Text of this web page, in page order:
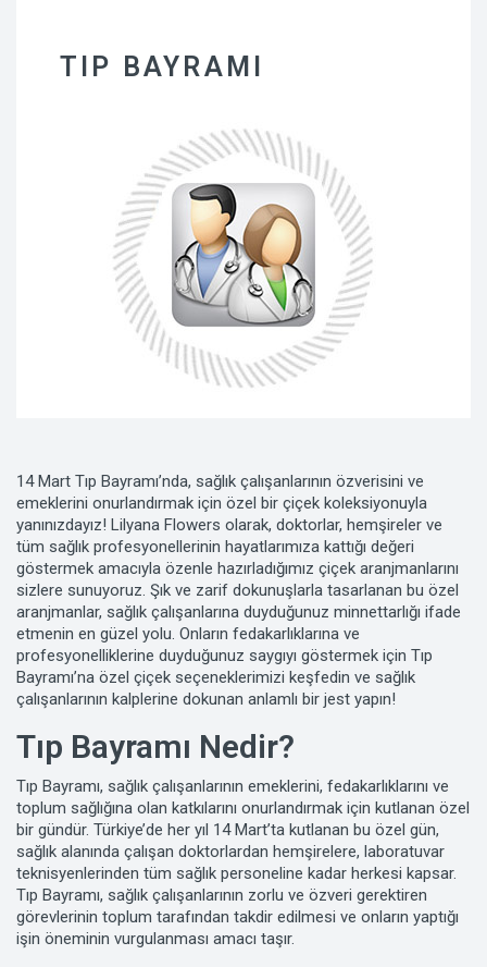
TIP BAYRAMI
14 Mart Tıp Bayramı’nda, sağlık çalışanlarının özverisini ve
emeklerini onurlandırmak için özel bir çiçek koleksiyonuyla
yanınızdayız! Lilyana Flowers olarak, doktorlar, hemşireler ve
tüm sağlık profesyonellerinin hayatlarımıza kattığı değeri
göstermek amacıyla özenle hazırladığımız çiçek aranjmanlarını
sizlere sunuyoruz. Şık ve zarif dokunuşlarla tasarlanan bu özel
aranjmanlar, sağlık çalışanlarına duyduğunuz minnettarlığı ifade
etmenin en güzel yolu. Onların fedakarlıklarına ve
profesyonelliklerine duyduğunuz saygıyı göstermek için Tıp
Bayramı’na özel çiçek seçeneklerimizi keşfedin ve sağlık
çalışanlarının kalplerine dokunan anlamlı bir jest yapın!
Tıp Bayramı Nedir?
Tıp Bayramı, sağlık çalışanlarının emeklerini, fedakarlıklarını ve
toplum sağlığına olan katkılarını onurlandırmak için kutlanan özel
bir gündür. Türkiye’de her yıl 14 Mart’ta kutlanan bu özel gün,
sağlık alanında çalışan doktorlardan hemşirelere, laboratuvar
teknisyenlerinden tüm sağlık personeline kadar herkesi kapsar.
Tıp Bayramı, sağlık çalışanlarının zorlu ve özveri gerektiren
görevlerinin toplum tarafından takdir edilmesi ve onların yaptığı
işin öneminin vurgulanması amacı taşır.